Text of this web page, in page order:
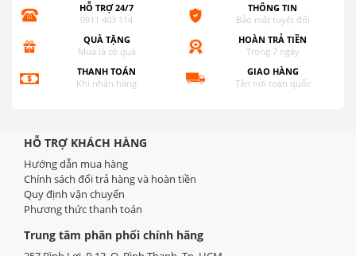
HỖ TRỢ 24/7
0911 403 114
THÔNG TIN
Bảo mật tuyệt đối
QUÀ TẶNG
Mua là có quà
HOÀN TRẢ TIỀN
Trong 7 ngày
THANH TOÁN
Khi nhận hàng
GIAO HÀNG
Tận nơi toàn quốc
HỖ TRỢ KHÁCH HÀNG
Hướng dẫn mua hàng
Chính sách đổi trả hàng và hoàn tiền
Quy định vận chuyển
Phương thức thanh toán
Trung tâm phân phối chính hãng